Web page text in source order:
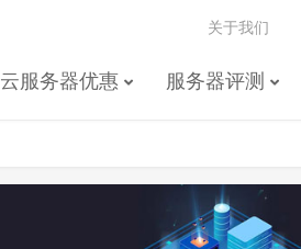
云服务器优惠 服务器评测
关于我们